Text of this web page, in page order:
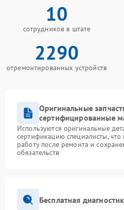
10
сотрудников в штате
2290
отремонтированных устройств
Оригинальные
сертифицированные
Используются оригинальные
сертификацию специалисты,
работу после ремонта и
обязательств
Бесплатная